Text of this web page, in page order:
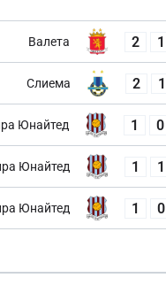
Валета 2 1
Слиема 2 1
Юнайтед 1 0
Юнайтед 1 1
Юнайтед 1 0